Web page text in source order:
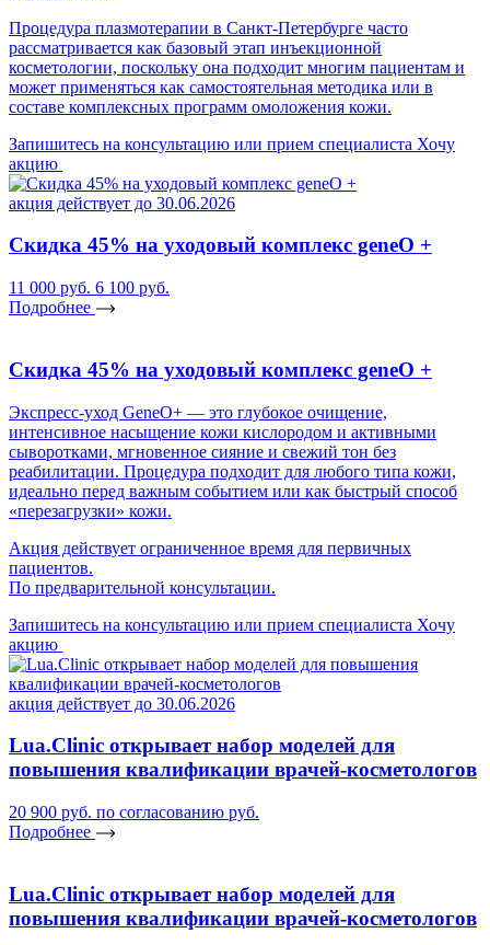
Процедура плазмотерапии в Санкт-Петербурге часто
рассматривается как базовый этап инъекционной
косметологии, поскольку она подходит многим пациентам и
может применяться как самостоятельная методика или в
составе комплексных программ омоложения кожи.
Запишитесь на консультацию или прием специалиста Хочу
акцию
акция действует до 30.06.2026
Скидка 45% на уходовый комплекс geneO +
11 000 руб. 6 100 руб.
Подробнее
Скидка 45% на уходовый комплекс geneO +
Экспресс-уход GeneO+ — это глубокое очищение,
интенсивное насыщение кожи кислородом и активными
сыворотками, мгновенное сияние и свежий тон без
реабилитации. Процедура подходит для любого типа кожи,
идеально перед важным событием или как быстрый способ
«перезагрузки» кожи.
Акция действует ограниченное время для первичных
пациентов.
По предварительной консультации.
Запишитесь на консультацию или прием специалиста Хочу
акцию
акция действует до 30.06.2026
Lua.Clinic открывает набор моделей для
повышения квалификации врачей-косметологов
20 900 руб. по согласованию руб.
Подробнее
Lua.Clinic открывает набор моделей для
повышения квалификации врачей-косметологов